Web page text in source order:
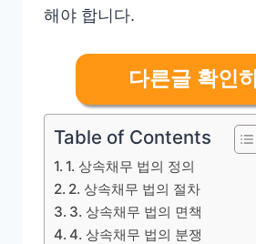
해야 합니다.
다른글 확인
Table of Contents
1. 상속채무 법의 정의
2. 상속채무 법의 절차
3. 상속채무 법의 면책
4. 상속채무 법의 분쟁